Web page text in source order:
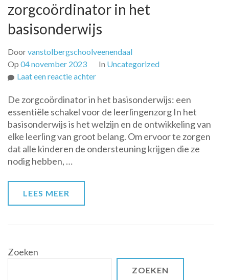
zorgcoördinator in het
basisonderwijs
Doorvanstolbergschoolveenendaal
Op 04 november 2023 In Uncategorized
Laat een reactie achterop
belangrijke
rol
van
de
zorgcoördinator
De zorgcoördinator in het basisonderwijs: een
essentiële schakel voor de leerlingenzorg In het
basisonderwijs is het welzijn en de ontwikkeling van
elke leerling van groot belang. Om ervoor te zorgen
dat alle kinderen de ondersteuning krijgen die ze
nodig hebben, …
LEES MEER
Zoeken
ZOEKEN